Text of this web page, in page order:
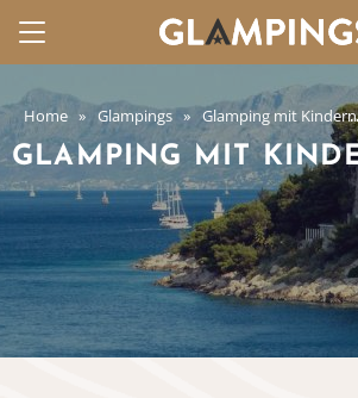
Home Glampings Glamping mit Kindern